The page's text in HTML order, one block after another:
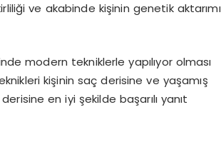
ve akabinde kişinin genetik aktarımı
modern tekniklerle yapılıyor olması
kişinin saç derisine ve yaşamış
en iyi şekilde başarılı yanıt